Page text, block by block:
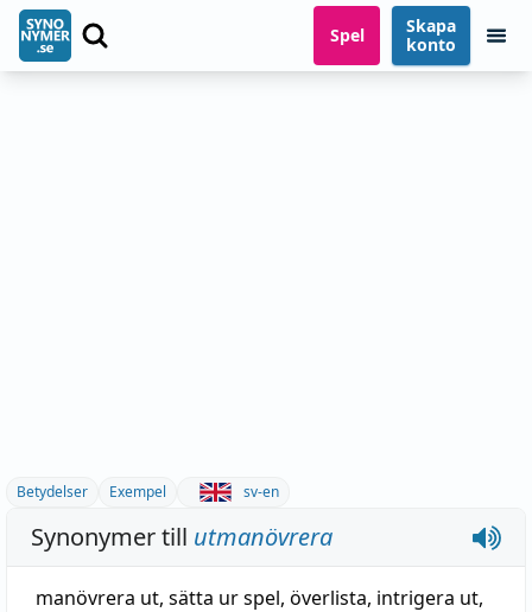
Spel
Skapa
konto
Betydelser Exempel sv-en
Synonymer till utmanövrera
manövrera ut, sätta ur spel, överlista, intrigera ut,